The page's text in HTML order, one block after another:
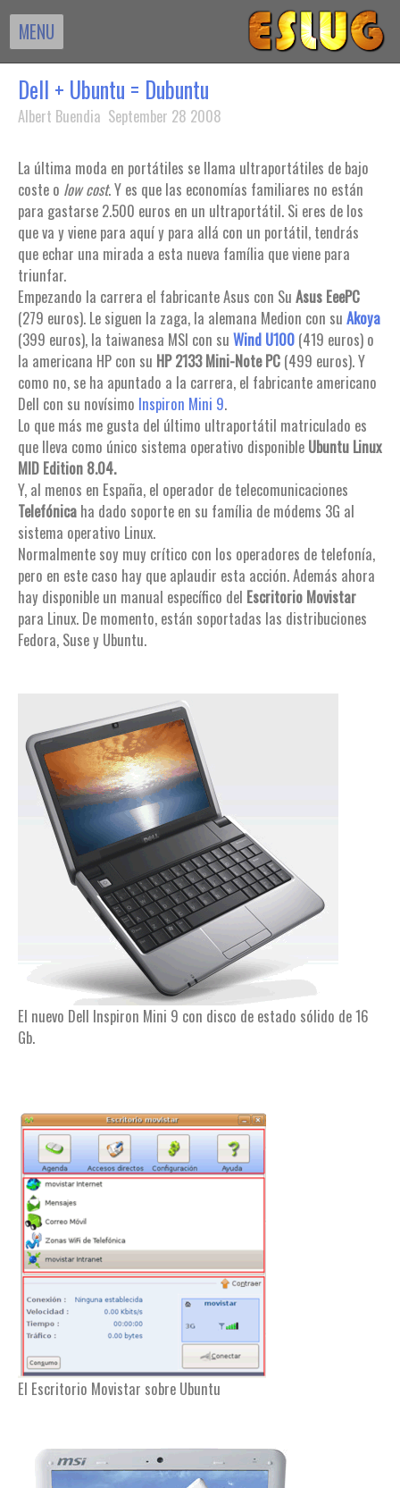
MENU
Dell + Ubuntu = Dubuntu
Albert Buendia September 28 2008
La última moda en portátiles se llama ultraportátiles de bajo
coste o low cost. Y es que las economías familiares no están
para gastarse 2.500 euros en un ultraportátil. Si eres de los
que va y viene para aquí y para allá con un portátil, tendrás
que echar una mirada a esta nueva família que viene para
triunfar.
Empezando la carrera el fabricante Asus con Su Asus EeePC
(279 euros). Le siguen la zaga, la alemana Medion con su Akoya
(399 euros), la taiwanesa MSI con su Wind U100 (419 euros) o
la americana HP con su HP 2133 Mini-Note PC (499 euros). Y
como no, se ha apuntado a la carrera, el fabricante americano
Dell con su novísimo Inspiron Mini 9.
Lo que más me gusta del último ultraportátil matriculado es
que lleva como único sistema operativo disponible Ubuntu Linux
MID Edition 8.04.
Y, al menos en España, el operador de telecomunicaciones
Telefónica ha dado soporte en su família de módems 3G al
sistema operativo Linux.
Normalmente soy muy crítico con los operadores de telefonía,
pero en este caso hay que aplaudir esta acción. Además ahora
hay disponible un manual específico del Escritorio Movistar
para Linux. De momento, están soportadas las distribuciones
Fedora, Suse y Ubuntu.
El nuevo Dell Inspiron Mini 9 con disco de estado sólido de 16
Gb.
El Escritorio Movistar sobre Ubuntu